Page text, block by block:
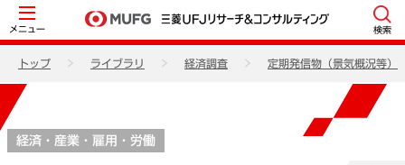
メニュー 検索
トップ ライブラリ 経済調査 定期発信物（景気概況等）
経済・産業・雇用・労働